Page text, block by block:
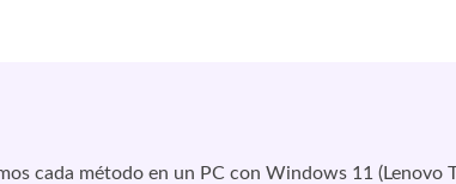
cada método en un PC con Windows 11